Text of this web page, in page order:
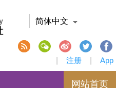
简体中文
注册 App
网站首页